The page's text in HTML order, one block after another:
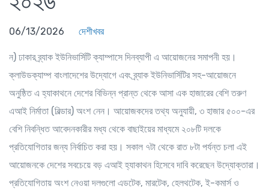
06/13/2026 দেশীখবর
ন) ঢাকার ব্র্যাক ইউনিভার্সিটি ক্যাম্পাসে দিনব্যাপী এ আয়োজনের সমাপনী হয়।
ক্লাউডক্যাম্প বাংলাদেশের উদ্যোগে এবং ব্র্যাক ইউনিভার্সিটির সহ-আয়োজনে
অনুষ্ঠিত এ হ্যাকাথনে দেশের বিভিন্ন প্রান্ত থেকে আসা এক হাজারের বেশি তরুণ
এআই নির্মাতা (বিল্ডার) অংশ নেন। আয়োজকদের তথ্য অনুযায়ী, ৩ হাজার ৫০০-এর
বেশি নিবন্ধিত আবেদনকারীর মধ্য থেকে বাছাইয়ের মাধ্যমে ২০৮টি দলকে
প্রতিযোগিতার জন্য নির্বাচিত করা হয়। সকাল ৭টা থেকে রাত ৮টা পর্যন্ত চলা এই
আয়োজনকে দেশের সবচেয়ে বড় এআই হ্যাকাথন হিসেবে দাবি করেছেন উদ্যোক্তারা।
প্রতিযোগিতায় অংশ নেওয়া দলগুলো এডটেক, মারটেক, হেলথটেক, ই-কমার্স ও